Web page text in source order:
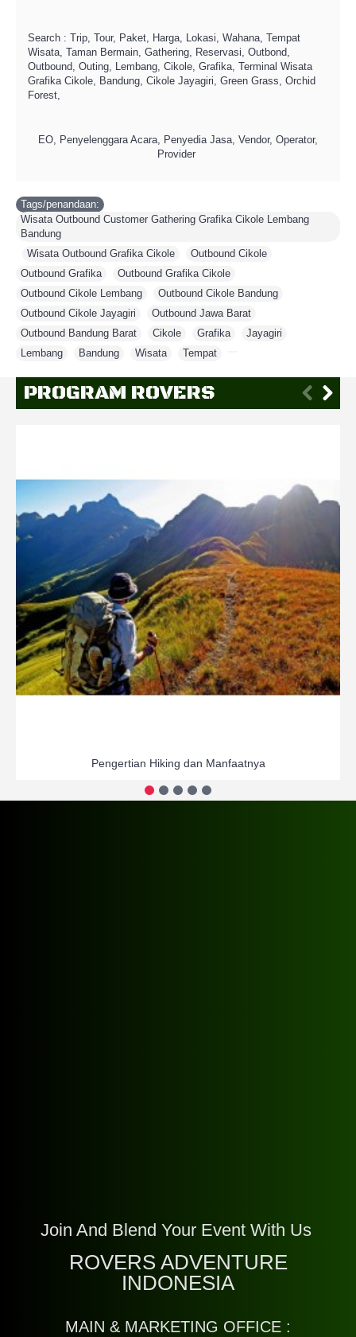
Search : Trip, Tour, Paket, Harga, Lokasi, Wahana, Tempat
Wisata, Taman Bermain, Gathering, Reservasi, Outbond,
Outbound, Outing, Lembang, Cikole, Grafika, Terminal Wisata
Grafika Cikole, Bandung, Cikole Jayagiri, Green Grass, Orchid
Forest,
EO, Penyelenggara Acara, Penyedia Jasa, Vendor, Operator,
Provider
Tags/penandaan:
Wisata Outbound Customer Gathering Grafika Cikole Lembang
Bandung
Wisata Outbound Grafika Cikole Outbound Cikole
Outbound Grafika
Outbound Grafika Cikole
Outbound Cikole Lembang
Outbound Cikole Bandung
Outbound Cikole Jayagiri
Outbound Jawa Barat
Outbound Bandung Barat
Cikole Grafika Jayagiri
Lembang
Bandung Wisata Tempat
PROGRAM ROVERS
Pengertian Hiking dan Manfaatnya
Join And Blend Your Event With Us
ROVERS ADVENTURE
INDONESIA
MAIN & MARKETING OFFICE :